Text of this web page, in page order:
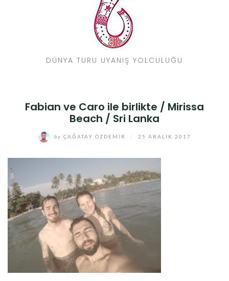
DÜNYA TURU UYANIŞ YOLCULUĞU
Fabian ve Caro ile birlikte / Mirissa
Beach / Sri Lanka
by ÇAĞATAY ÖZDEMIR 25 ARALIK 2017